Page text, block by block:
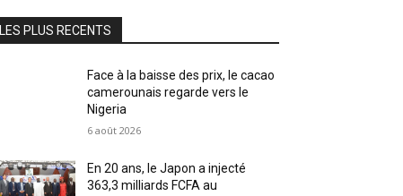
LES PLUS RECENTS
Face à la baisse des prix, le cacao
camerounais regarde vers le
Nigeria
6 août 2026
En 20 ans, le Japon a injecté
363,3 milliards FCFA au